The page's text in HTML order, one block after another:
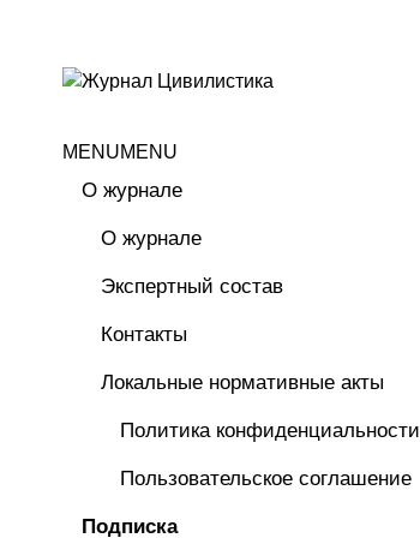
MENUMENU
О журнале
О журнале
Экспертный состав
Контакты
Локальные нормативные акты
Политика конфиденциальности
Пользовательское соглашение
Подписка